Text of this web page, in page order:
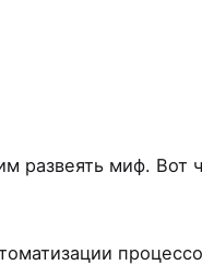
развеять миф.